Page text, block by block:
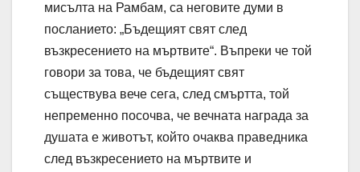
мисълта на Рамбам, са неговите думи в
посланието: „Бъдещият свят след
възкресението на мъртвите“. Въпреки че той
говори за това, че бъдещият свят
съществува вече сега, след смъртта, той
непременно посочва, че вечната награда за
душата е животът, който очаква праведника
след възкресението на мъртвите и